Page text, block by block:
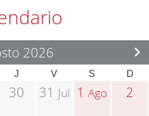
2026
J V S D
30 31 Jul 1Ago 2